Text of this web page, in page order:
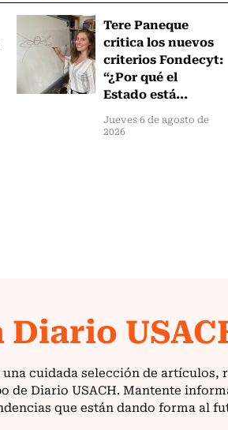
Tere Paneque
critica los nuevos
criterios Fondecyt:
“¿Por qué el
Estado está...
Jueves 6 de agosto de
2026